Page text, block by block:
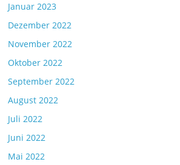
Januar 2023
Dezember 2022
November 2022
Oktober 2022
September 2022
August 2022
Juli 2022
Juni 2022
Mai 2022